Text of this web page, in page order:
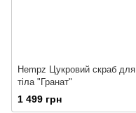
Hempz Цукровий скраб для
тіла "Гранат"
1 499 грн